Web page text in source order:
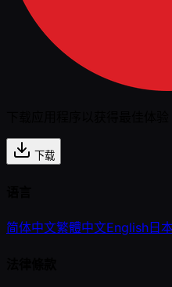
下载
简体中文繁體中文English日